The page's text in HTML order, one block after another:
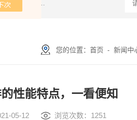
IEC61340-5-
您的位置： 首页 - 新闻中
性能特点，一看便知
05-12 浏览次数：1251